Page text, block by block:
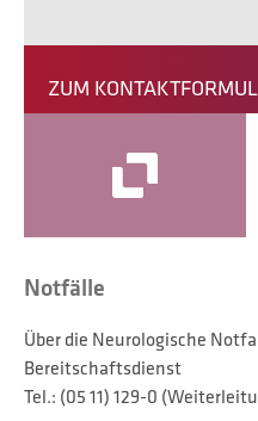
ZUM
Notfälle
Über die Neurologische
Bereitschaftsdienst
Tel.: (05 11) 129-0